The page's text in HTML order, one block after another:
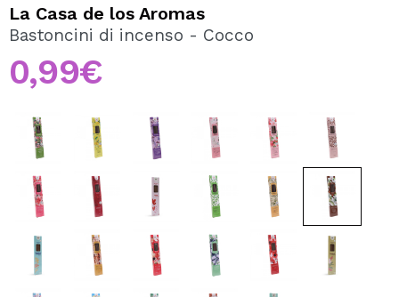
Creando un account su Maquibeauty.it potrai fare i tuoi
acquisti velocemente, controllare lo stato dei tuoi ordini e
consultare le tue operazioni precedenti.
CREARE UN ACCOUNT
La Casa de los Aromas
Bastoncini di incenso - Cocco
0,99€